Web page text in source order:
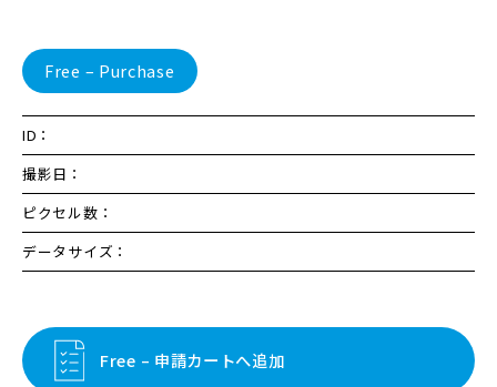
Free – Purchase
ID：
撮影日：
ピクセル数：
データサイズ：
Free – 申請カートへ追加